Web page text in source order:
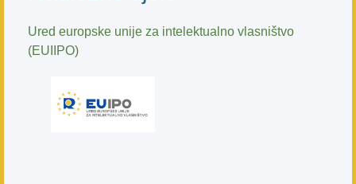
Ured europske unije za intelektualno vlasništvo
(EUIIPO)